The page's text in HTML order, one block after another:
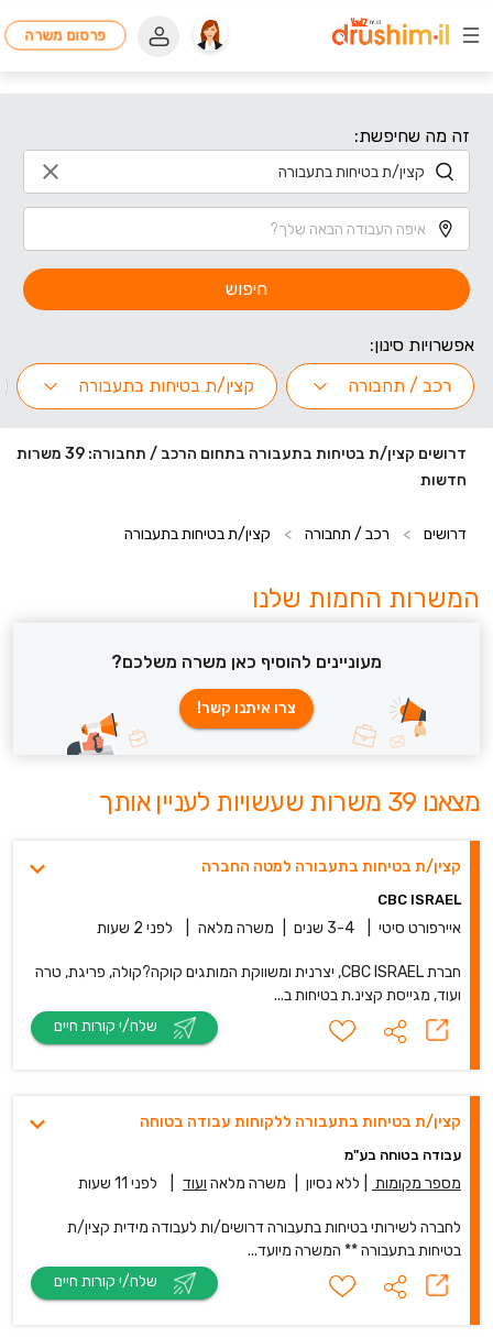
פרסום משרה
זה מה שחיפשת:
חיפוש
אפשרויות סינון:
רכב / תחבורה
קצין/ת בטיחות בתעבורה
דרושים קצין/ת בטיחות בתעבורה בתחום הרכב / תחבורה: 39 משרות
חדשות
דרושים > רכב / תחבורה > קצין/ת בטיחות בתעבורה
המשרות החמות שלנו
מעוניינים להוסיף כאן משרה משלכם?
צרו איתנו קשר!
מצאנו 39 משרות שעשויות לעניין אותך
קצין/ת בטיחות בתעבורה למטה החברה
CBC ISRAEL
איירפורט סיטי 3-4 שנים משרה מלאה לפני 2 שעות
חברת CBC ISRAEL, יצרנית ומשווקת המותגים קוקה?קולה, פריגת, טרה
ועוד, מגייסת קצינ.ת בטיחות ב...
קצין/ת בטיחות בתעבורה ללקוחות עבודה בטוחה
עבודה בטוחה בע"מ
מספר מקומות ללא נסיון משרה מלאה ועוד לפני 11 שעות
לחברה לשירותי בטיחות בתעבורה דרושים/ות לעבודה מידית קצין/ת
בטיחות בתעבורה ** המשרה מיועד...